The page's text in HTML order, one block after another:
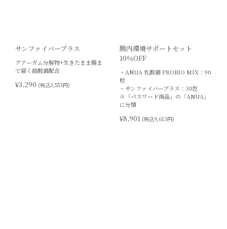
サンファイバープラス
グアーガム分解物+生きたまま腸ま
で届く酪酸菌配合
¥3,290 (税込3,553円)
腸内環境サポートセット
10％OFF
・ANUA 乳酸菌 PROBIO MIX：90
粒
・サンファイバープラス：30包
※「パスワード商品」の「ANUA」
に分類
¥8,901 (税込9,613円)